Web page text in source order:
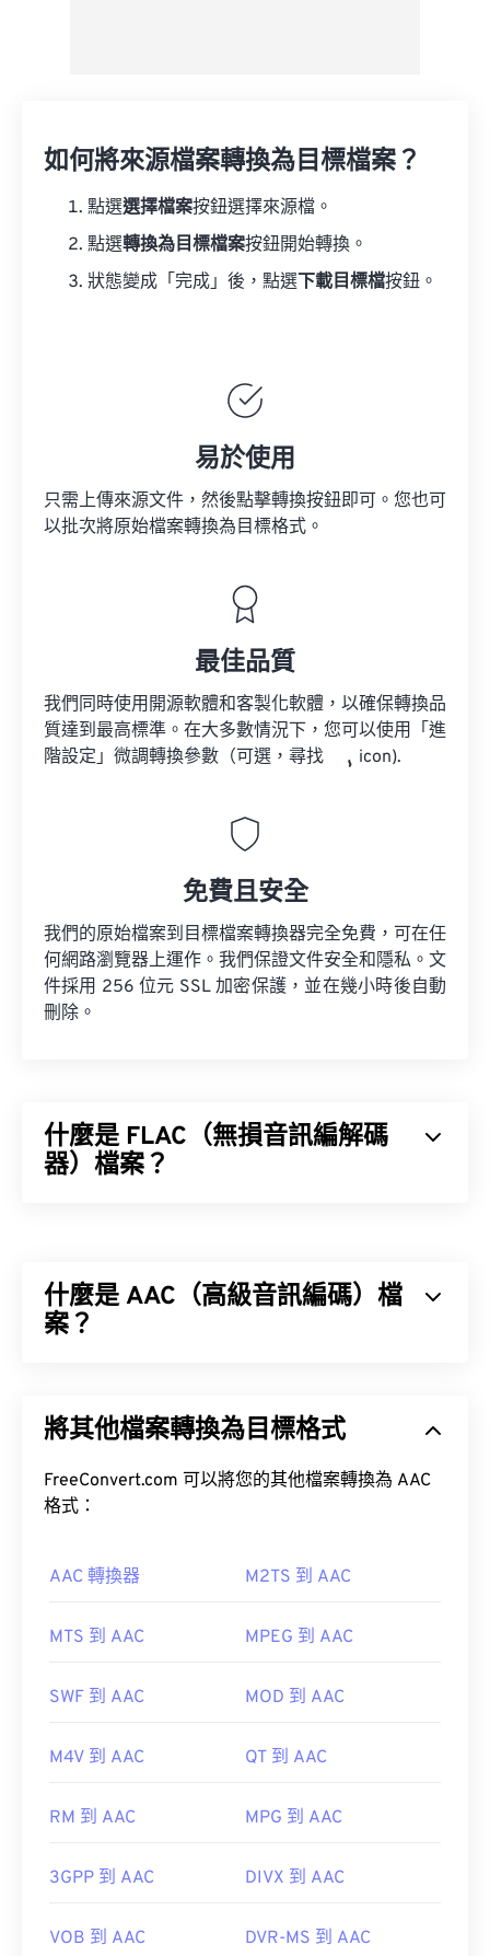
如何將來源檔案轉換為目標檔案？
點選選擇檔案按鈕選擇來源檔。
點選轉換為目標檔案按鈕開始轉換。
狀態變成「完成」後，點選 下載目標檔按鈕。
易於使用
只需上傳來源文件，然後點擊轉換按鈕即可。您也可
以批次將原始檔案轉換為目標格式。
最佳品質
我們同時使用開源軟體和客製化軟體，以確保轉換品
質達到最高標準。在大多數情況下，您可以使用「進
階設定」微調轉換參數（可選，尋找
icon).
免費且安全
我們的原始檔案到目標檔案轉換器完全免費，可在任
何網路瀏覽器上運作。我們保證文件安全和隱私。文
件採用 256 位元 SSL 加密保護，並在幾小時後自動
刪除。
什麼是 FLAC（無損音訊編解碼
器）檔案？
MD5 演算法將檔案壓縮到原大小的 50% 到 70% 左
右。
開啟 FLAC 檔案的預設程式是 VLC 媒體播放器。
此外，可實作 FLAC 的編解碼器包括 FFmpeg、
碼。最後，如「免費」一詞所示；顧名思義，
實用連結：
https://xiph.org/flac/
什麼是 AAC（高級音訊編碼）檔
案？
電視、數位廣播和網路串流媒體。它是 iOS、
此外，由於 AAC 文件通常用作視頻遊戲的音頻文
如Nintendo 3DS Playstation 4
開發機構：
ISO/IEC MPEG 音訊委員會
首次發布：
https://en.wikipedia.org/wiki/Advanced_Audio_Coding
將其他檔案轉換為目標格式
FreeConvert.com 可以將您的其他檔案轉換為 AAC
格式：
AAC 轉換器 M2TS 到 AAC
MTS 到 AAC MPEG 到 AAC
SWF 到 AAC MOD 到 AAC
M4V 到 AAC QT 到 AAC
RM 到 AAC MPG 到 AAC
3GPP 到 AAC DIVX 到 AAC
VOB 到 AAC DVR-MS 到 AAC